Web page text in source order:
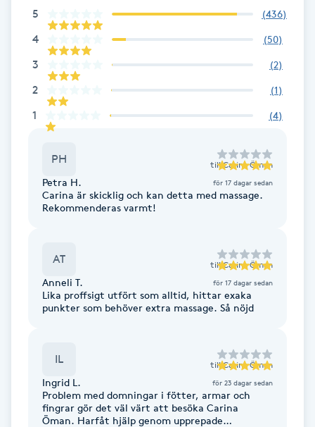
Fotsvamp
Fotvård
Fransar
Fransborttagning
Fransförlängning
Fransförlängning Volym
Frekvensterapi
5 (436)
4 (50)
3 (2)
2 (1)
1 (4)
PH till Carina Öman
Petra H. för 17 dagar sedan
Carina är skicklig och kan detta med massage.
Rekommenderas varmt!
AT till Carina Öman
Anneli T. för 17 dagar sedan
Lika proffsigt utfört som alltid, hittar exaka
punkter som behöver extra massage. Så nöjd
IL till Carina Öman
Ingrid L. för 23 dagar sedan
Problem med domningar i fötter, armar och
fingrar gör det väl värt att besöka Carina
Öman. Harfåt hjälp genom upprepade